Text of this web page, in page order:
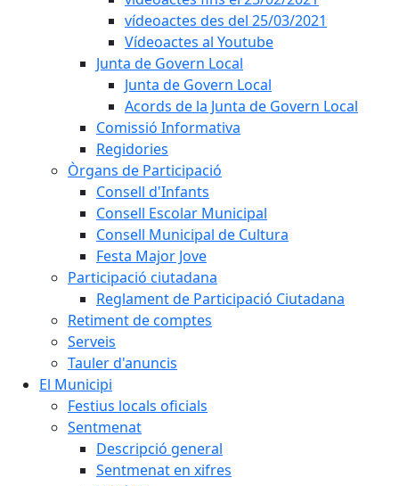
vídeoactes des del 25/03/2021
Vídeoactes al Youtube
Junta de Govern Local
Junta de Govern Local
Acords de la Junta de Govern Local
Comissió Informativa
Regidories
Òrgans de Participació
Consell d'Infants
Consell Escolar Municipal
Consell Municipal de Cultura
Festa Major Jove
Participació ciutadana
Reglament de Participació Ciutadana
Retiment de comptes
Serveis
Tauler d'anuncis
El Municipi
Festius locals oficials
Sentmenat
Descripció general
Sentmenat en xifres